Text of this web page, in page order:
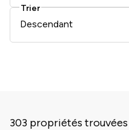
Trier
Descendant
303 propriétés trouvées